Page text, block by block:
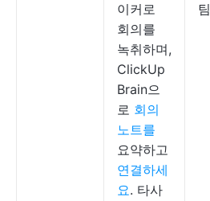
이커로
회의를
녹취하며,
ClickUp
Brain으
로 회의
노트를
요약하고
연결하세
요. 타사
팀